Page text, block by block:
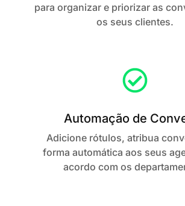
para organizar e priorizar as
os seus clientes.
Automação de
Adicione rótulos, atribua
forma automática aos seus
acordo com os